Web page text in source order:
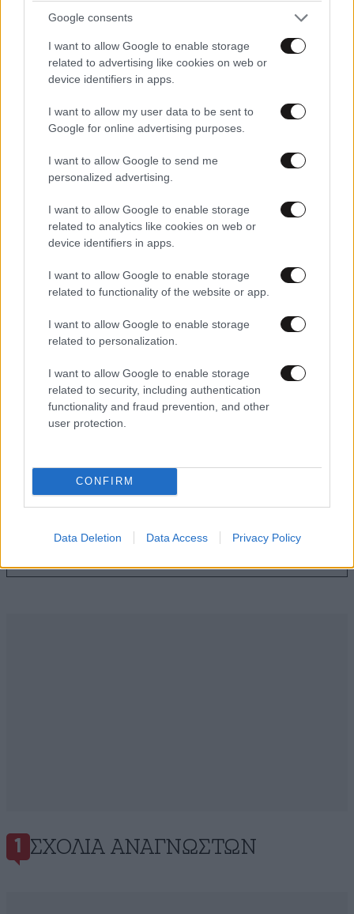
Google consents
I want to allow Google to enable storage
related to advertising like cookies on web or
device identifiers in apps.
I want to allow my user data to be sent to
Google for online advertising purposes.
I want to allow Google to send me
personalized advertising.
I want to allow Google to enable storage
related to analytics like cookies on web or
device identifiers in apps.
I want to allow Google to enable storage
related to functionality of the website or app.
I want to allow Google to enable storage
related to personalization.
I want to allow Google to enable storage
related to security, including authentication
functionality and fraud prevention, and other
user protection.
CONFIRM
Data Deletion Data Access Privacy Policy
Εισαγγελική έρευνα για αιχμάλωτες και
κακοποιημένες χελώνες στη Θεσσαλονίκη
Προειδοποίηση από τον Ευθύμη Λέκκα: «Η
φωτιά μπορεί να καίει υπόγεια για μήνες»
Ακολουθήστε το NEWSBEAST στοGoogle News
1 ΣΧΌΛΙΑ ΑΝΑΓΝΩΣΤΏΝ